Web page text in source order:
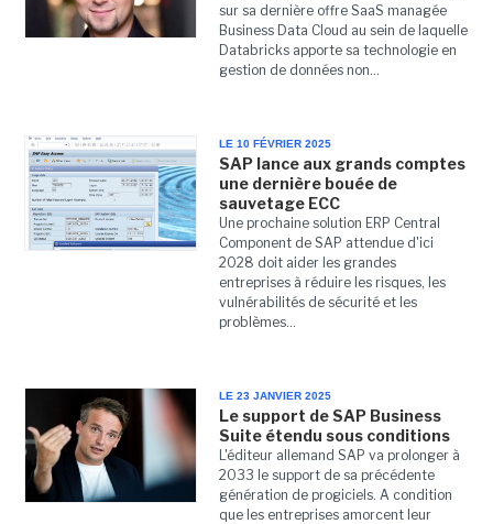
sur sa dernière offre SaaS managée
Business Data Cloud au sein de laquelle
Databricks apporte sa technologie en
gestion de données non...
LE 10 FÉVRIER 2025
SAP lance aux grands comptes
une dernière bouée de
sauvetage ECC
Une prochaine solution ERP Central
Component de SAP attendue d'ici
2028 doit aider les grandes
entreprises à réduire les risques, les
vulnérabilités de sécurité et les
problèmes...
LE 23 JANVIER 2025
Le support de SAP Business
Suite étendu sous conditions
L'éditeur allemand SAP va prolonger à
2033 le support de sa précédente
génération de progiciels. A condition
que les entreprises amorcent leur